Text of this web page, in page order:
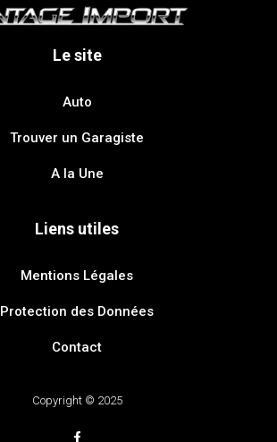
Le site
Auto
Trouver un Garagiste
A la Une
Liens utiles
Mentions Légales
Protection des Données
Contact
Copyright © 2025